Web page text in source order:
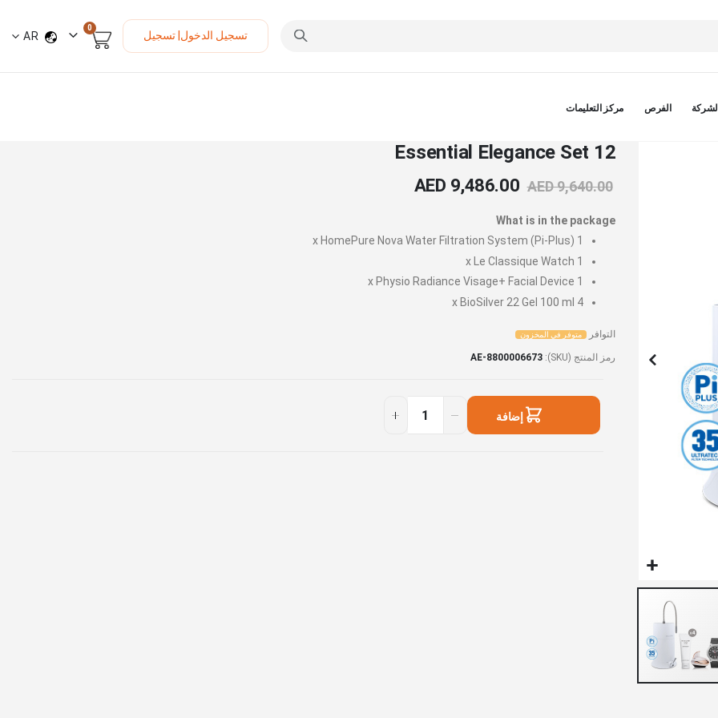
تسجيل الدخول| تسجيل
السلة
0العناصر
لغة
AR
الفرص مركز التعليمات
Essential Elegance Set 12
AED 9,640.00
AED 9,486.00
What is in the package
1 x
HomePure Nova Water Filtration System (Pi-Plus)
1 x
Le Classique Watch
1 x
Physio Radiance Visage+ Facial Device
4 x
BioSilver 22 Gel 100 ml
التوافر متوفر في المخزون
رمز المنتج (SKU) AE-8800006673
Elegance
Set
في
المخزون
إضافة